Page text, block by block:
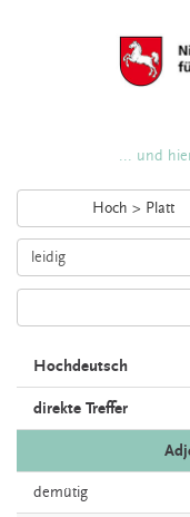
... und
Hoch > Platt
Hochdeutsch
direkte Treffer
demütig